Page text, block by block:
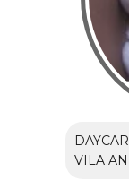
VILA